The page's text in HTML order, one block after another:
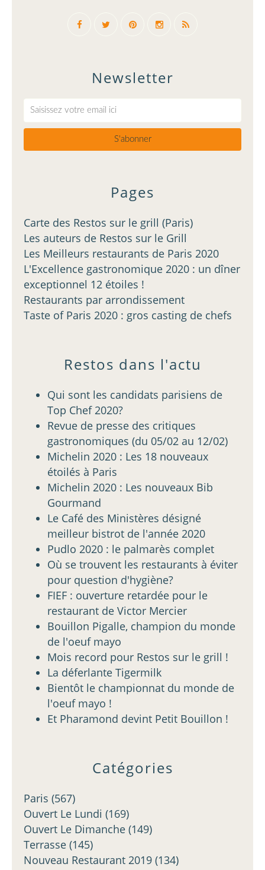
Newsletter
Catégories
Paris (567)
Ouvert Le Lundi (169)
Ouvert Le Dimanche (149)
Terrasse (145)
Nouveau Restaurant 2019 (134)
Pages
Carte des Restos sur le grill (Paris)
Les auteurs de Restos sur le Grill
Les Meilleurs restaurants de Paris 2020
L'Excellence gastronomique 2020 : un dîner
exceptionnel 12 étoiles !
Restaurants par arrondissement
Taste of Paris 2020 : gros casting de chefs
Restos dans l'actu
Qui sont les candidats parisiens de
Top Chef 2020?
Revue de presse des critiques
gastronomiques (du 05/02 au 12/02)
Michelin 2020 : Les 18 nouveaux
étoilés à Paris
Michelin 2020 : Les nouveaux Bib
Gourmand
Le Café des Ministères désigné
meilleur bistrot de l'année 2020
Pudlo 2020 : le palmarès complet
Où se trouvent les restaurants à éviter
pour question d'hygiène?
FIEF : ouverture retardée pour le
restaurant de Victor Mercier
Bouillon Pigalle, champion du monde
de l'oeuf mayo
Mois record pour Restos sur le grill !
La déferlante Tigermilk
Bientôt le championnat du monde de
l'oeuf mayo !
Et Pharamond devint Petit Bouillon !